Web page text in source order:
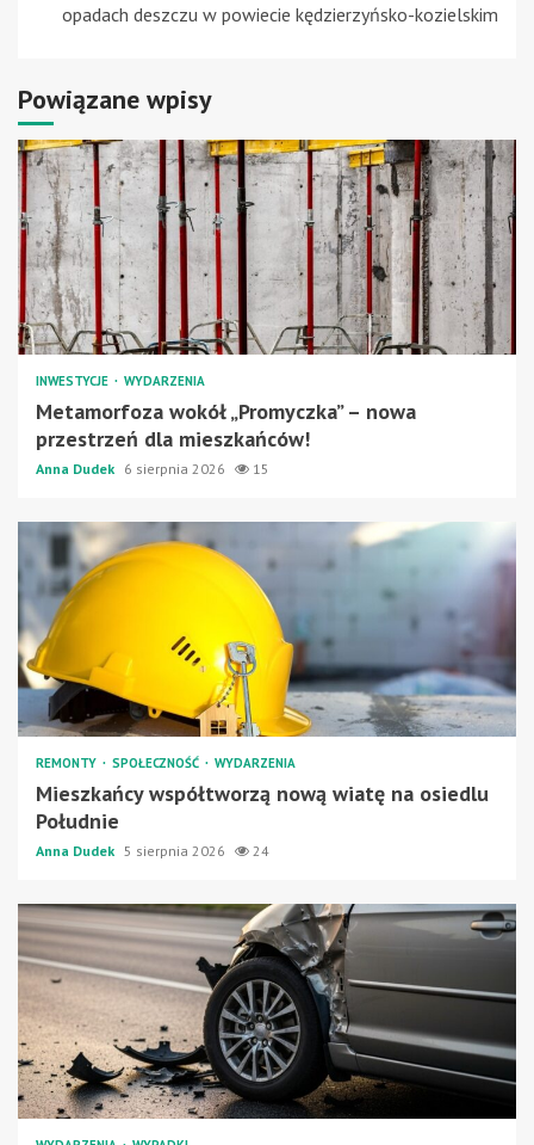
opadach deszczu w powiecie kędzierzyńsko-kozielskim
Powiązane wpisy
INWESTYCJE WYDARZENIA
Metamorfoza wokół „Promyczka” – nowa
przestrzeń dla mieszkańców!
Anna Dudek 6 sierpnia 2026 15
REMONTY SPOŁECZNOŚĆ WYDARZENIA
Mieszkańcy współtworzą nową wiatę na osiedlu
Południe
Anna Dudek 5 sierpnia 2026 24